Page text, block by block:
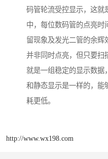
码管轮流受控显示，这就
中，每位数码管的点亮时
留现象及发光二管的余辉
并非同时点亮，但只要扫
就是一组稳定的显示数据
和静态显示是一样的，能
耗更低。
http://www.wx198.com